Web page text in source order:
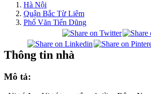
Hà Nội
Quận Bắc Từ Liêm
Phố Văn Tiến Dũng
Thông tin nhà
Mô tả: